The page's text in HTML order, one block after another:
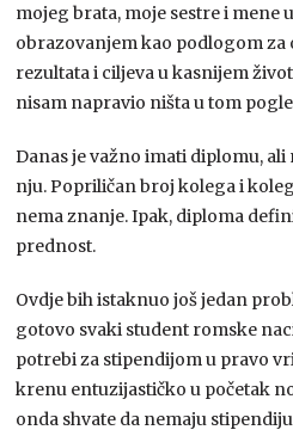
mojeg brata, moje sestre i mene
obrazovanjem kao podlogom
rezultata i ciljeva u kasnijem
nisam napravio ništa u tom
Danas je važno imati diplomu,
nju. Popriličan broj kolega i
nema znanje. Ipak, diploma
prednost.
Ovdje bih istaknuo još jedan
gotovo svaki student romske
potrebi za stipendijom u pravo
krenu entuzijastičko u početak
onda shvate da nemaju